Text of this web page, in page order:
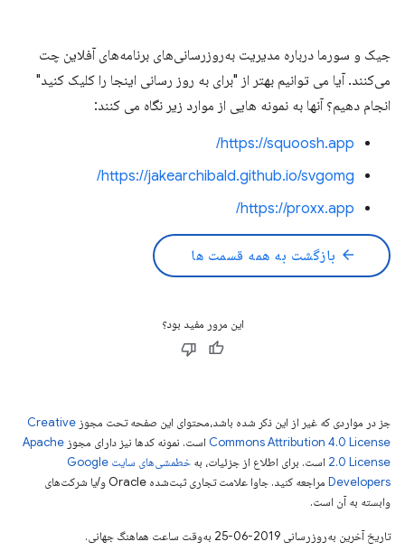
جیک و سورما درباره مدیریت به‌روزرسانی‌های برنامه‌های آفلاین چت
می‌کنند. آیا می توانیم بهتر از "برای به روز رسانی اینجا را کلیک کنید"
انجام دهیم؟ آنها به نمونه هایی از موارد زیر نگاه می کنند:
https://squoosh.app/
https://jakearchibald.github.io/svgomg/
https://proxx.app/
arrow_back بازگشت به همه قسمت ها
این مرور مفید بود؟
جز در مواردی که غیر از این ذکر شده باشد،‌محتوای این صفحه تحت مجوز Creative
Commons Attribution 4.0 License است. نمونه کدها نیز دارای مجوز Apache
2.0 License است. برای اطلاع از جزئیات، به
خطمشی‌های سایت Google
Developers‏
مراجعه کنید. جاوا علامت تجاری ثبت‌شده Oracle و/یا شرکت‌های
وابسته به آن است.
تاریخ آخرین به‌روزرسانی 2019-06-25 به‌وقت ساعت هماهنگ جهانی.